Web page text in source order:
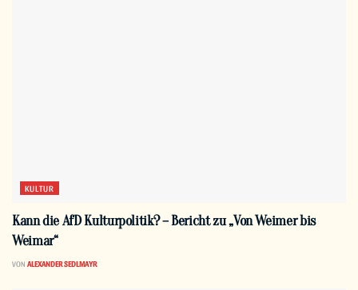
KULTUR
Kann die AfD Kulturpolitik? – Bericht zu „Von Weimer bis
Weimar“
VON ALEXANDER SEDLMAYR